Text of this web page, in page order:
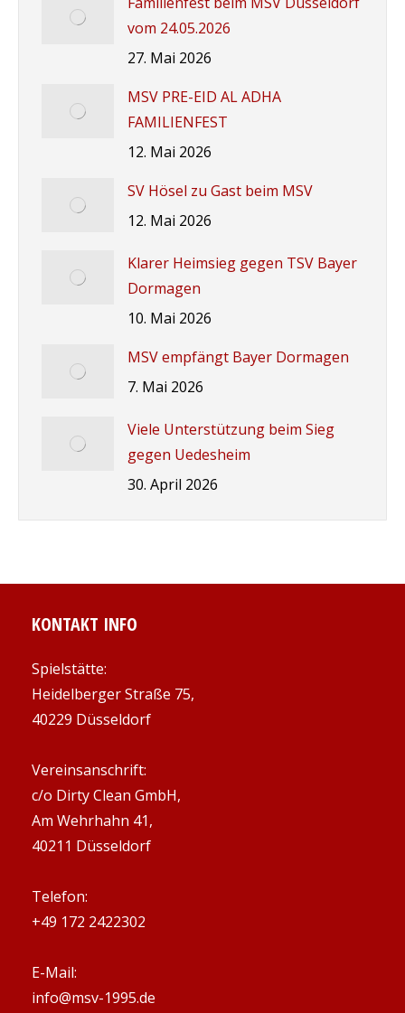
vom 24.05.2026
27. Mai 2026
MSV PRE-EID AL ADHA
FAMILIENFEST
12. Mai 2026
SV Hösel zu Gast beim MSV
12. Mai 2026
Klarer Heimsieg gegen TSV Bayer
Dormagen
10. Mai 2026
MSV empfängt Bayer Dormagen
7. Mai 2026
Viele Unterstützung beim Sieg
gegen Uedesheim
30. April 2026
KONTAKT INFO
Spielstätte:
Heidelberger Straße 75,
40229 Düsseldorf
Vereinsanschrift:
c/o Dirty Clean GmbH,
Am Wehrhahn 41,
40211 Düsseldorf
Telefon:
+49 172 2422302
E-Mail:
info@msv-1995.de